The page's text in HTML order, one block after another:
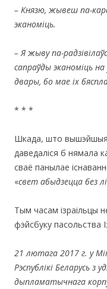
– Князю, жывеш па-
эканоміць.
– Я жыву па-
сапраўды эканоміць
двары, бо мае іх
* * *
Шкада, што вышэйшыя
даведаліся б нямала
сваё панылае
«свет абыдзецца без
Тым часам ізраільцы
фэйсбуку пасольства
21 лютага 2017 г. у
Рэспублікі Беларусь з
дыпламатычнага